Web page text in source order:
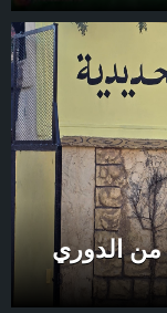
من الدوري